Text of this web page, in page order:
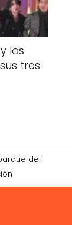
los
tres
del